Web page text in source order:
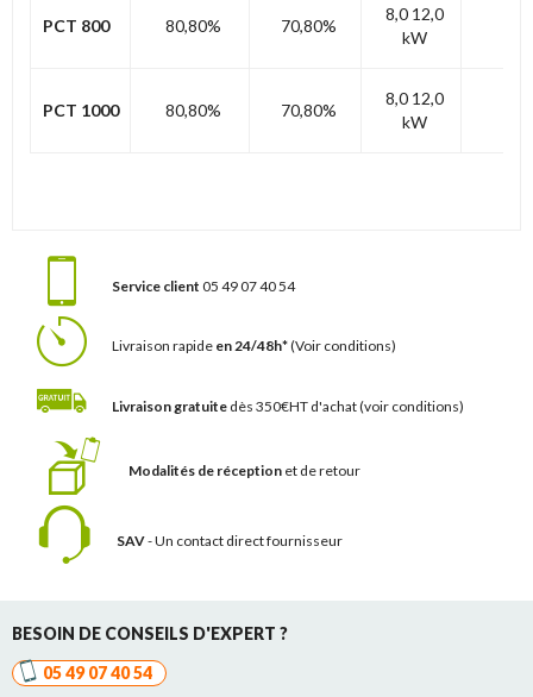
PCT 800 80,80% 70,80%
8,0 12,0
kW
PCT 1000 80,80% 70,80%
8,0 12,0
kW
Service client 05 49 07 40 54
Livraison rapide en 24/48h*(Voir conditions)
Livraison gratuite dès 350€HT d'achat(voir conditions)
Modalités de réception et de retour
SAV- Un contact direct fournisseur
BESOIN DE CONSEILS D'EXPERT ?
05 49 07 40 54